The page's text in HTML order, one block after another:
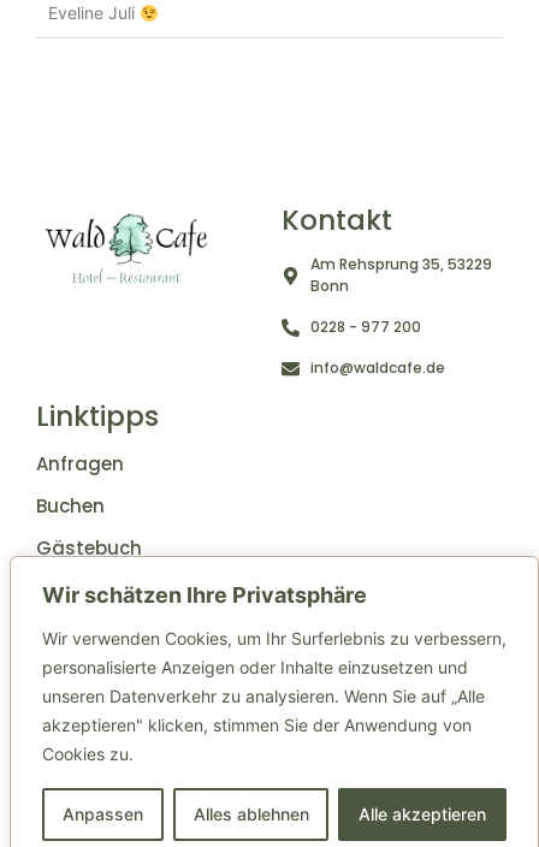
Wir schätzen Ihre Privatsphäre
Wir verwenden Cookies, um Ihr Surferlebnis zu verbessern,
personalisierte Anzeigen oder Inhalte einzusetzen und
unseren Datenverkehr zu analysieren. Wenn Sie auf „Alle
akzeptieren" klicken, stimmen Sie der Anwendung von
Cookies zu.
Anpassen Alles ablehnen Alle akzeptieren
Eveline Juli
Kontakt
Am Rehsprung 35, 53229
Bonn
0228 - 977 200
info@waldcafe.de
Linktipps
Anfragen
Buchen
Gästebuch
Weitere Links
Jobs
Anfahrt
Impressum